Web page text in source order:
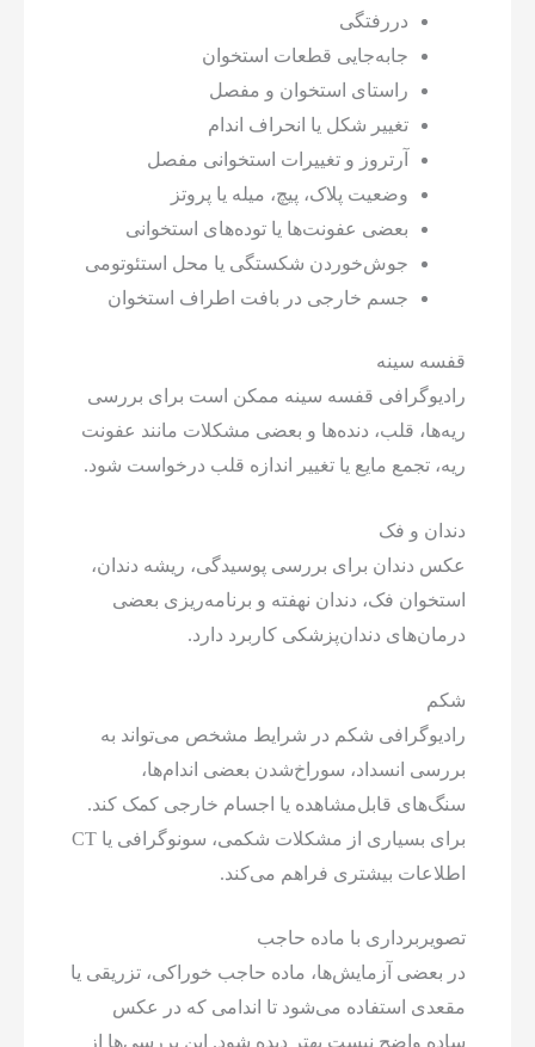
دررفتگی
جابه‌جایی قطعات استخوان
راستای استخوان و مفصل
تغییر شکل یا انحراف اندام
آرتروز و تغییرات استخوانی مفصل
وضعیت پلاک، پیچ، میله یا پروتز
بعضی عفونت‌ها یا توده‌های استخوانی
جوش‌خوردن شکستگی یا محل استئوتومی
جسم خارجی در بافت اطراف استخوان
قفسه سینه
رادیوگرافی قفسه سینه ممکن است برای بررسی
ریه‌ها، قلب، دنده‌ها و بعضی مشکلات مانند عفونت
ریه، تجمع مایع یا تغییر اندازه قلب درخواست شود.
دندان و فک
عکس دندان برای بررسی پوسیدگی، ریشه دندان،
استخوان فک، دندان نهفته و برنامه‌ریزی بعضی
درمان‌های دندان‌پزشکی کاربرد دارد.
شکم
رادیوگرافی شکم در شرایط مشخص می‌تواند به
بررسی انسداد، سوراخ‌شدن بعضی اندام‌ها،
سنگ‌های قابل‌مشاهده یا اجسام خارجی کمک کند.
برای بسیاری از مشکلات شکمی، سونوگرافی یا CT
اطلاعات بیشتری فراهم می‌کند.
تصویربرداری با ماده حاجب
در بعضی آزمایش‌ها، ماده حاجب خوراکی، تزریقی یا
مقعدی استفاده می‌شود تا اندامی که در عکس
ساده واضح نیست بهتر دیده شود. این بررسی‌ها از